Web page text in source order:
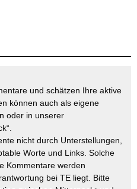
und schätzen Ihre aktive
können auch als eigene
oder in unserer
nicht durch Unterstellungen,
Worte und Links. Solche
Kommentare werden
bei TE liegt. Bitte